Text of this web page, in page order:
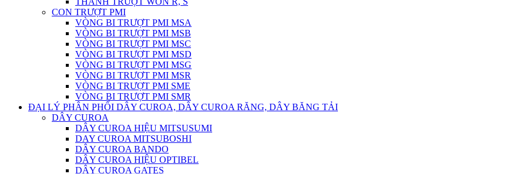
CON TRƯỢT PMI
VÒNG BI TRƯỢT PMI MSA
VÒNG BI TRƯỢT PMI MSB
VÒNG BI TRƯỢT PMI MSC
VÒNG BI TRƯỢT PMI MSD
VÒNG BI TRƯỢT PMI MSG
VÒNG BI TRƯỢT PMI MSR
VÒNG BI TRƯỢT PMI SME
VÒNG BI TRƯỢT PMI SMR
ĐẠI LÝ PHÂN PHỐI DÂY CUROA, DÂY CUROA RĂNG, DÂY BĂNG TẢI
DÂY CUROA
DÂY CUROA HIỆU MITSUSUMI
DAY CUROA MITSUBOSHI
DÂY CUROA BANDO
DÂY CUROA HIỆU OPTIBEL
DÂY CUROA GATES